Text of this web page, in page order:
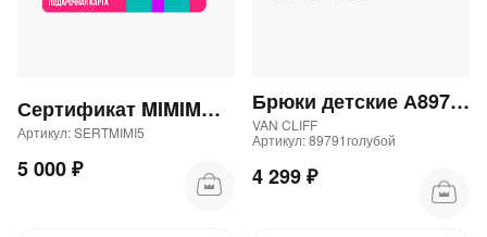
Сертификат MIMIMODA 5000 р.
Артикул: SERTMIMI5
5 000 ₽
Брюки детские А89791 "Аларо блю юниор" 82Бр
VAN CLIFF
Артикул: 89791голубой
4 299 ₽